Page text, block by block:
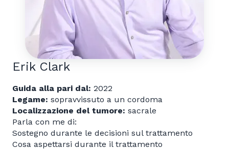
Erik Clark
Guida alla pari dal: 2022
Legame: sopravvissuto a un cordoma
Localizzazione del tumore: sacrale
Parla con me di:
Sostegno durante le decisioni sul trattamento
Cosa aspettarsi durante il trattamento